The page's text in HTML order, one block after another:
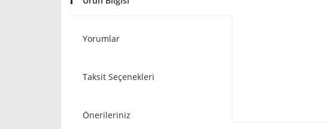
Yorumlar
Taksit Seçenekleri
Önerileriniz